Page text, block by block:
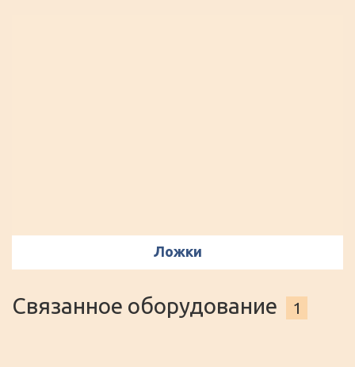
Ложки
Связанное оборудование 1